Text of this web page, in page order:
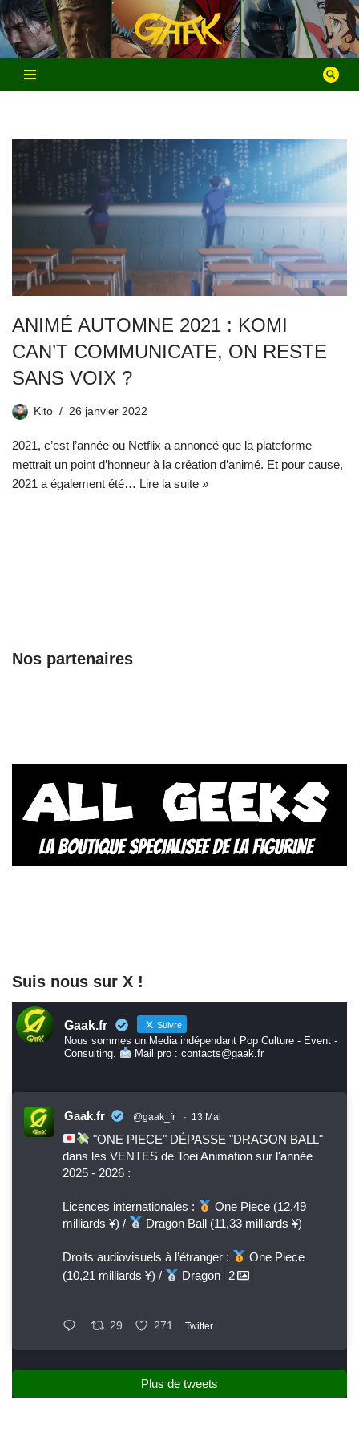
Aller
au
contenu
ANIMÉ AUTOMNE 2021 : KOMI
CAN’T COMMUNICATE, ON RESTE
SANS VOIX ?
Kito 26 janvier 2022
2021, c’est l’année ou Netflix a annoncé que la plateforme
mettrait un point d’honneur à la création d’animé. Et pour cause,
2021 a également été… Lire la suite »
Nos partenaires
Suis nous sur X !
Gaak.fr Suivre
Nous sommes un Media indépendant Pop Culture - Event -
Consulting.
Mail pro : contacts@gaak.fr
Gaak.fr @gaak_fr · 13 Mai
"ONE PIECE" DÉPASSE "DRAGON BALL"
dans les VENTES de Toei Animation sur l'année
2025 - 2026 :
Licences internationales :
One Piece (12,49
milliards ¥) /
Dragon Ball (11,33 milliards ¥)
Droits audiovisuels à l’étranger :
One Piece
(10,21 milliards ¥) /
Dragon 2
29 271 Twitter
Plus de tweets